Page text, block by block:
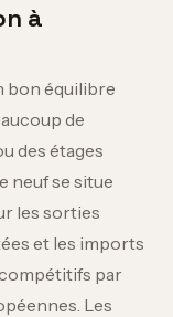
à
bon équilibre
de
des étages
neuf se situe
les sorties
et les imports
par
Les